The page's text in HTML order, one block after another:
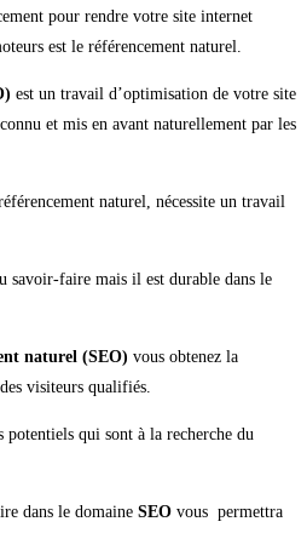
pour rendre votre site internet
est le référencement naturel.
est un travail d’optimisation de votre site
et mis en avant naturellement par les
naturel, nécessite un travail
savoir-faire mais il est durable dans le
naturel (SEO) vous obtenez la
visiteurs qualifiés.
potentiels qui sont à la recherche du
dans le domaine SEO vous permettra